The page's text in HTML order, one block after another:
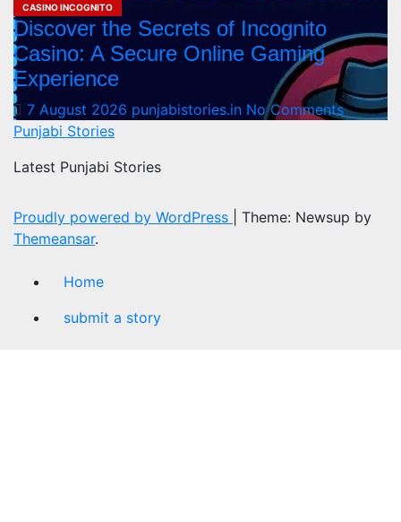
CASINO INCOGNITO
Discover the Secrets of Incognito
Casino: A Secure Online Gaming
Experience
7 August 2026 punjabistories.in No Comments
Punjabi Stories
Latest Punjabi Stories
Proudly powered by WordPress
Theme: Newsup by
Themeansar.
Home
submit a story